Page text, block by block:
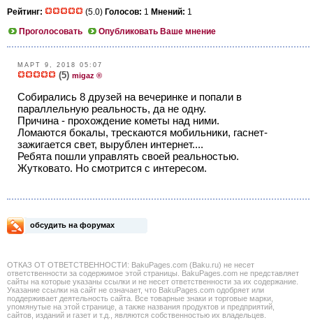
Рейтинг: (5.0) Голосов: 1 Мнений: 1
Проголосовать
Опубликовать Ваше мнение
МАРТ 9, 2018 05:07
(5) migaz ®
Собирались 8 друзей на вечеринке и попали в
параллельную реальность, да не одну.
Причина - прохождение кометы над ними.
Ломаются бокалы, трескаются мобильники, гаснет-
зажигается свет, вырублен интернет....
Ребята пошли управлять своей реальностью.
Жутковато. Но смотрится с интересом.
обсудить на форумах
ОТКАЗ ОТ ОТВЕТСТВЕННОСТИ: BakuPages.com (Baku.ru) не несет
ответственности за содержимое этой страницы. BakuPages.com не представляет
сайты на которые указаны ссылки и не несет ответственности за их содержание.
Указание ссылки на сайт не означает, что BakuPages.com одобряет или
поддерживает деятельность сайта. Все товарные знаки и торговые марки,
упомянутые на этой странице, а также названия продуктов и предприятий,
сайтов, изданий и газет и т.д., являются собственностью их владельцев.